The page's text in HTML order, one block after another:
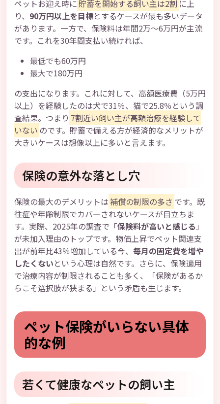
ペットお迎え時に貯蓄を開始する飼い主は2割 に上
り、 90万円以上を目標とするケースが最も多いデータ
があります。一方で、保険料は年間2万～6万円が主流
です。これを30年間支払い続ければ、
最低でも60万円
最大で180万円
の支出になります。これに対して、高額医療費（5万円
以上）を経験したのは犬で31％、猫で25.8％という調
査結果。つまり 7割近い飼い主が高額治療を経験して
いない のです。貯蓄で備える方が経済的なメリットが
大きいケースは想像以上に多いと言えます。
保険の意外な落とし穴
保険の最大のデメリットは補償の制限の多さ です。既
往症や年齢制限でカバーされないケースが目立ちま
す。実際、2025年の調査で「保険料が高いと感じる 」
が未加入理由のトップです。物価上昇でペット関連支
出が前年比43％増加している今、 毎月の固定費を増や
したくないという心理は自然です。さらに、保険適用
で治療内容が制限されることも多く、「保険があるか
らこそ選択肢が狭まる」という矛盾も生じます。
ペット保険がいらない具体
的な例
若くて健康なペットの飼い主